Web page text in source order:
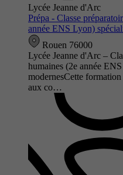
Lycée Jeanne d'Arc
Prépa - Classe
année ENS Lyon)
Rouen 76000
Lycée Jeanne d'Arc –
humaines (2e année
modernesCette
aux co…